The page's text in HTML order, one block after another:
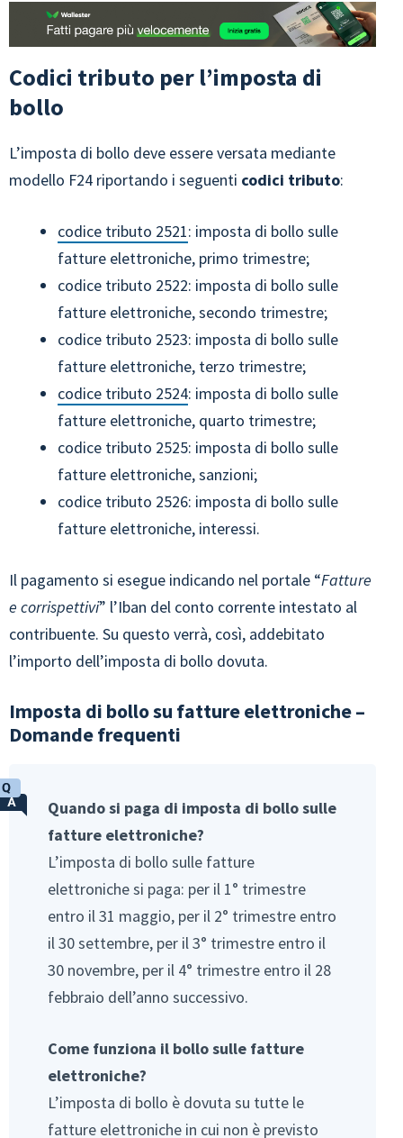
Codici tributo per l’imposta di
bollo
L’imposta di bollo deve essere versata mediante
modello F24 riportando i seguenti codici tributo:
codice tributo 2521: imposta di bollo sulle
fatture elettroniche, primo trimestre;
codice tributo 2522: imposta di bollo sulle
fatture elettroniche, secondo trimestre;
codice tributo 2523: imposta di bollo sulle
fatture elettroniche, terzo trimestre;
codice tributo 2524: imposta di bollo sulle
fatture elettroniche, quarto trimestre;
codice tributo 2525: imposta di bollo sulle
fatture elettroniche, sanzioni;
codice tributo 2526: imposta di bollo sulle
fatture elettroniche, interessi.
Il pagamento si esegue indicando nel portale “Fatture
e corrispettivi” l’Iban del conto corrente intestato al
contribuente. Su questo verrà, così, addebitato
l’importo dell’imposta di bollo dovuta.
Imposta di bollo su fatture elettroniche –
Domande frequenti
Quando si paga di imposta di bollo sulle
fatture elettroniche?
L’imposta di bollo sulle fatture
elettroniche si paga: per il 1° trimestre
entro il 31 maggio, per il 2° trimestre entro
il 30 settembre, per il 3° trimestre entro il
30 novembre, per il 4° trimestre entro il 28
febbraio dell’anno successivo.
Come funziona il bollo sulle fatture
elettroniche?
L’imposta di bollo è dovuta su tutte le
fatture elettroniche in cui non è previsto